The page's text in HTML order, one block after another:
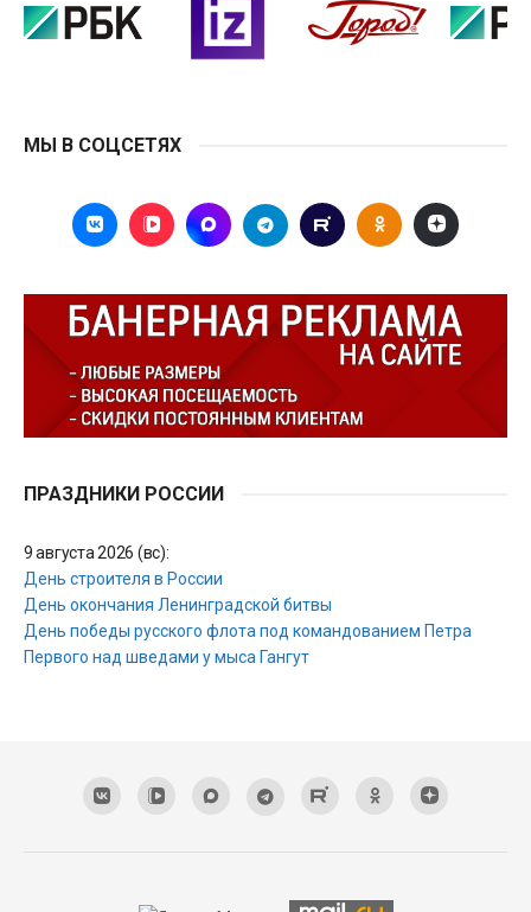
МЫ В СОЦСЕТЯХ
ПРАЗДНИКИ РОССИИ
9 августа 2026 (вс):
День строителя в России
День окончания Ленинградской битвы
День победы русского флота под командованием Петра
Первого над шведами у мыса Гангут